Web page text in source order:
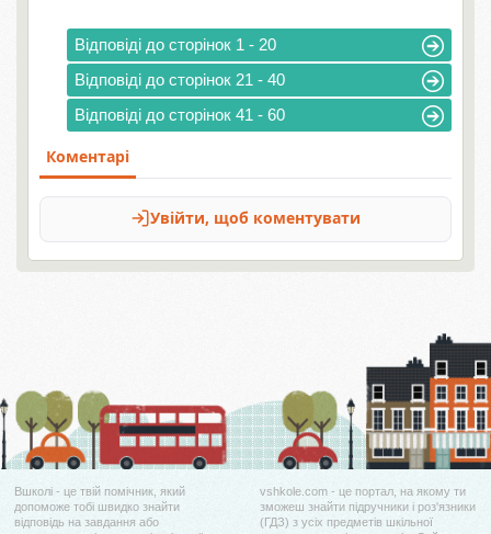
Відповіді до сторінок 1 - 20
Відповіді до сторінок 21 - 40
Відповіді до сторінок 41 - 60
Вшколі - це твій помічник, який
допоможе тобі швидко знайти
відповідь на завдання або
vshkole.com - це портал, на якому ти
зможеш знайти підручники і роз'язники
(ГДЗ) з усіх предметів шкільної